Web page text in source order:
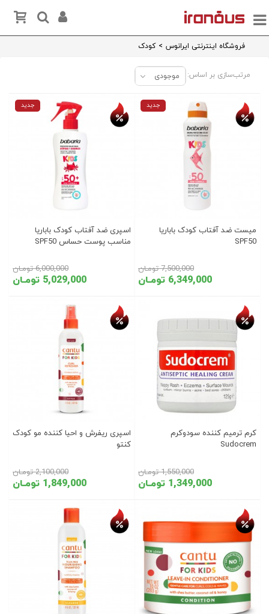
فروشگاه اینترنتی ایرانوس > کودک
مرتب‌سازی بر اساس: موجودی
جدید
تخفیف روز
میست ضد آفتاب کودک باباریا
SPF50
6,349,000 تومـان
7,500,000 تومـان
جدید
اسپری ضد آفتاب کودک باباریا
مناسب پوست حساس SPF50
5,029,000 تومـان
6,000,000 تومـان
کرم ترمیم کننده سودوکرم
Sudocrem
1,349,000 تومـان
1,550,000 تومـان
اسپری ریفرش و احیا کننده مو کودک
کنتو
1,849,000 تومـان
2,100,000 تومـان